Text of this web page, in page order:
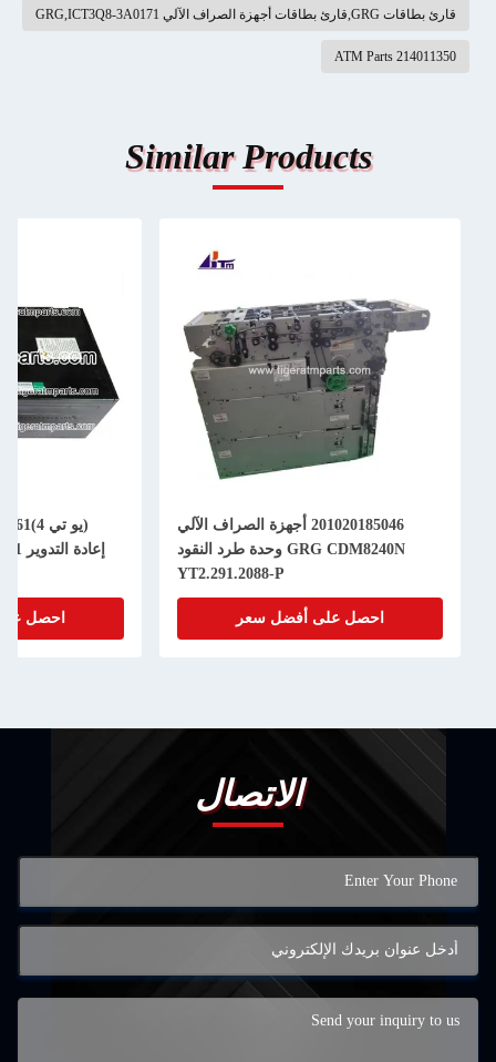
قارئ بطاقات GRG,قارئ بطاقات أجهزة الصراف الآلي GRG,ICT3Q8-3A0171
214011350 ATM Parts
Similar Products
201020185046 أجهزة الصراف الآلي
GRG CDM8240N وحدة طرد النقود
YT2.291.2088-P
احصل على أفضل سعر احصل
الاتصال